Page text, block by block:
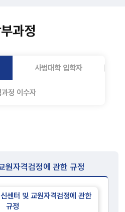
과정
사범대학 입학자
과정 이수자
원자격검정에 관한 규정
센터 및 교원자격검정에 관한
규정